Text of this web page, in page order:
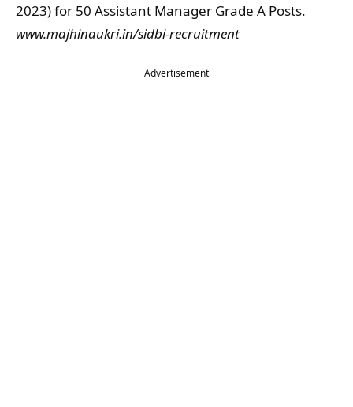
2023) for 50 Assistant Manager Grade A Posts.
www.majhinaukri.in/sidbi-recruitment
Advertisement